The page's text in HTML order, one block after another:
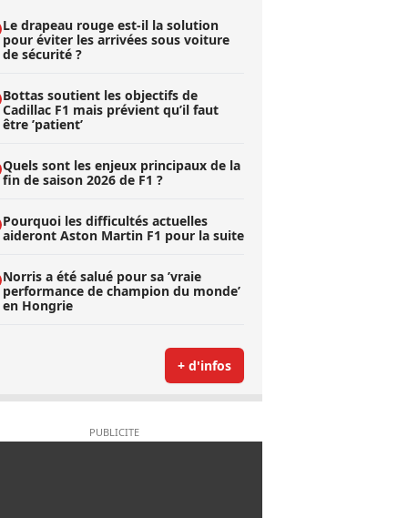
Le drapeau rouge est-il la solution
pour éviter les arrivées sous voiture
de sécurité ?
Bottas soutient les objectifs de
Cadillac F1 mais prévient qu’il faut
être ’patient’
Quels sont les enjeux principaux de la
fin de saison 2026 de F1 ?
Pourquoi les difficultés actuelles
aideront Aston Martin F1 pour la suite
Norris a été salué pour sa ’vraie
performance de champion du monde’
en Hongrie
+ d'infos